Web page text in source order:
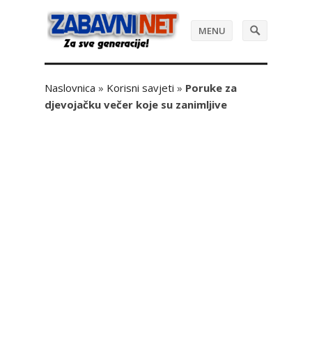
MENU
Naslovnica » Korisni savjeti » Poruke za
djevojačku večer koje su zanimljive